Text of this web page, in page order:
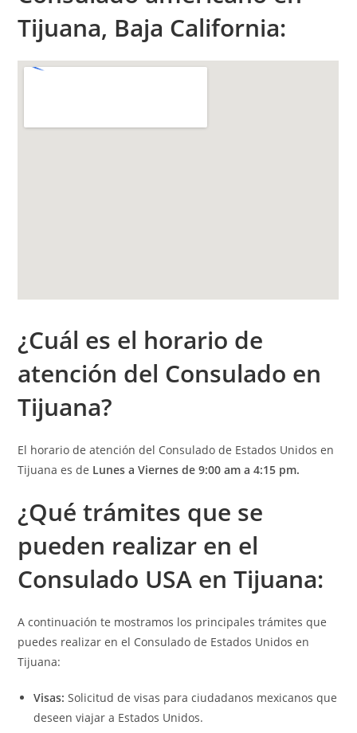
Tijuana, Baja California:
¿Cuál es el horario de
atención del Consulado en
Tijuana?
El horario de atención del Consulado de Estados Unidos en
Tijuana es de Lunes a Viernes de 9:00 am a 4:15 pm.
¿Qué trámites que se
pueden realizar en el
Consulado USA en Tijuana:
A continuación te mostramos los principales trámites que
puedes realizar en el Consulado de Estados Unidos en
Tijuana:
Visas: Solicitud de visas para ciudadanos mexicanos que
deseen viajar a Estados Unidos.